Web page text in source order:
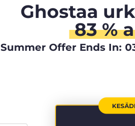
Ghostaa
83 %
Summer Offer Ends In: